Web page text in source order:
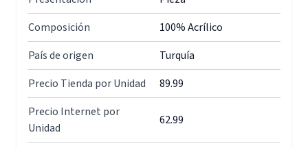
Composición
100% Acrílico
País de origen
Turquía
Precio Tienda por Unidad
89.99
Precio Internet por
Unidad
62.99